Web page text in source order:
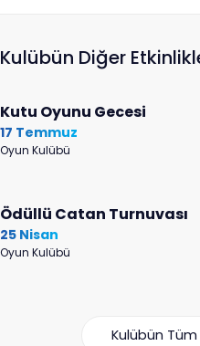
Kulübün Diğer
Kutu Oyunu Gecesi
17 Temmuz
Oyun Kulübü
Ödüllü Catan Turnuvası
25 Nisan
Oyun Kulübü
Kulübün Tüm